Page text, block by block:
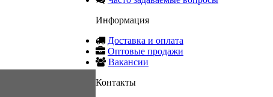
Информация
Доставка и оплата
Оптовые продажи
Вакансии
Контакты